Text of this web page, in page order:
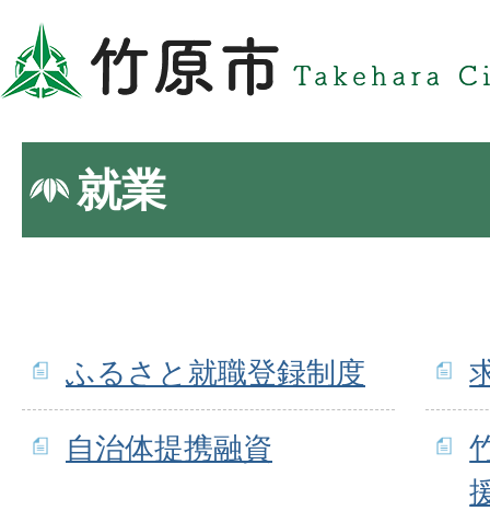
就業
ふるさと就職登録制度
自治体提携融資